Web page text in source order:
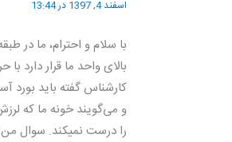
اسفند 4, 1397 در 13:44
بالای واحد ما قرار
کارشناس گفته باید بورد
و می‌گویند خونه ما که
را درست نمیکند. سوال